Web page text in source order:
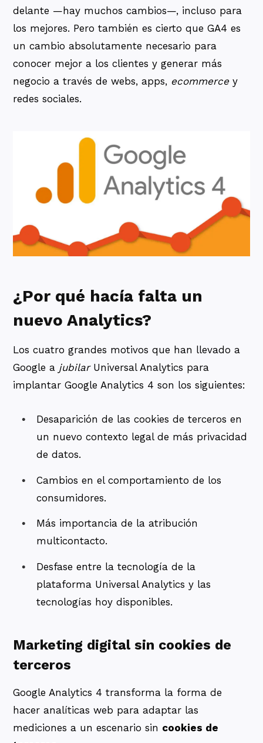
delante —hay muchos cambios—, incluso para
los mejores. Pero también es cierto que GA4 es
un cambio absolutamente necesario para
conocer mejor a los clientes y generar más
negocio a través de webs, apps, ecommercey
redes sociales.
¿Por qué hacía falta un
nuevo Analytics?
Los cuatro grandes motivos que han llevado a
Google a jubilarUniversal Analytics para
implantar Google Analytics 4 son los siguientes:
Desaparición de las cookies de terceros en
un nuevo contexto legal de más privacidad
de datos.
Cambios en el comportamiento de los
consumidores.
Más importancia de la atribución
multicontacto.
Desfase entre la tecnología de la
plataforma Universal Analytics y las
tecnologías hoy disponibles.
Marketing digital sin cookies de
terceros
Google Analytics 4 transforma la forma de
hacer analíticas web para adaptar las
mediciones a un escenario sin cookies de